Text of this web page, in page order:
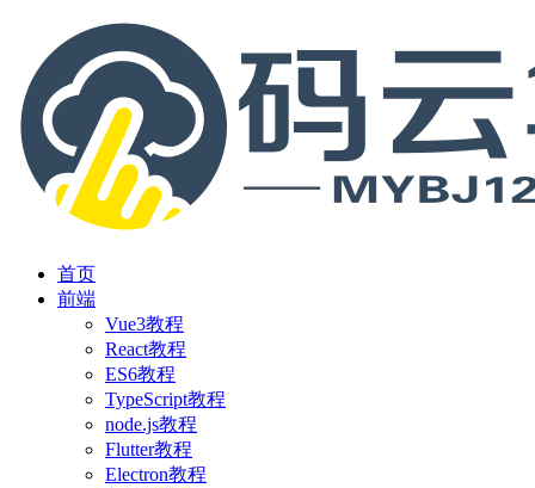
首页
前端
Vue3教程
React教程
ES6教程
TypeScript教程
node.js教程
Flutter教程
Electron教程